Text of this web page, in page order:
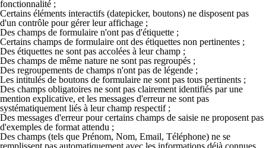
fonctionnalité ;
Certains éléments interactifs (datepicker, boutons) ne disposent pas
d'un contrôle pour gérer leur affichage ;
Des champs de formulaire n'ont pas d'étiquette ;
Certains champs de formulaire ont des étiquettes non pertinentes ;
Des étiquettes ne sont pas accolées à leur champ ;
Des champs de même nature ne sont pas regroupés ;
Des regroupements de champs n'ont pas de légende ;
Les intitulés de boutons de formulaire ne sont pas tous pertinents ;
Des champs obligatoires ne sont pas clairement identifiés par une
mention explicative, et les messages d'erreur ne sont pas
systématiquement liés à leur champ respectif ;
Des messages d'erreur pour certains champs de saisie ne proposent pas
d'exemples de format attendu ;
Des champs (tels que Prénom, Nom, Email, Téléphone) ne se
remplissent pas automatiquement avec les informations déjà connues